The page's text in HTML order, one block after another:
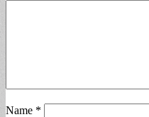
Name *